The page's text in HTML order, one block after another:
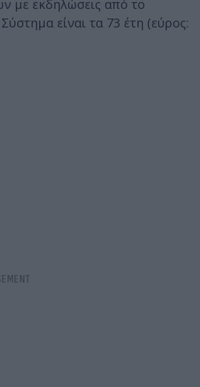
με εκδηλώσεις από το
είναι τα 73 έτη (εύρος: